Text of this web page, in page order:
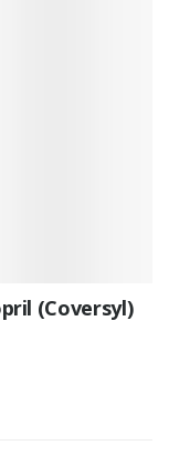
(Coversyl)